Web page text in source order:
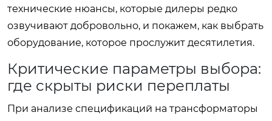
технические нюансы, которые дилеры редко
озвучивают добровольно, и покажем, как выбрать
оборудование, которое прослужит десятилетия.
Критические параметры выбора:
где скрыты риски переплаты
При анализе спецификаций на трансформаторы